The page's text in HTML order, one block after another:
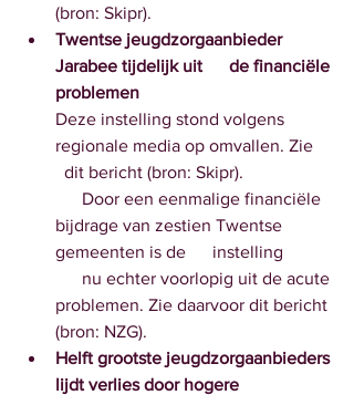
(bron: Skipr).
Twentse jeugdzorgaanbieder
Jarabee tijdelijk uit      de financiële
problemen
Deze instelling stond volgens
regionale media op omvallen. Zie
  dit bericht (bron: Skipr).
bijdrage van zestien Twentse
gemeenten is de      instelling
problemen. Zie daarvoor dit bericht
(bron: NZG).
Helft grootste jeugdzorgaanbieders
lijdt verlies door hogere